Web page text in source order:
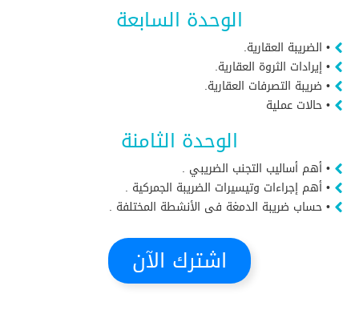
الوحدة السابعة
• الضريبة العقارية.
• إيرادات الثروة العقارية.
• ضريبة التصرفات العقارية.
• حالات عملية
الوحدة الثامنة
• أهم أساليب التجنب الضريبي .
• أهم إجراءات وتيسيرات الضريبة الجمركية .
• حساب ضريبة الدمغة فى الأنشطة المختلفة .
اشترك الآن